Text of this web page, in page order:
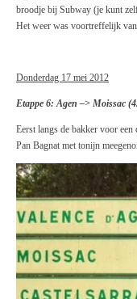
broodje bij Subway (je kunt
Het weer was voortreffelijk
Donderdag 17 mei 2012
Etappe 6: Agen –> Moissac
Eerst langs de bakker voor
Pan Bagnat met tonijn